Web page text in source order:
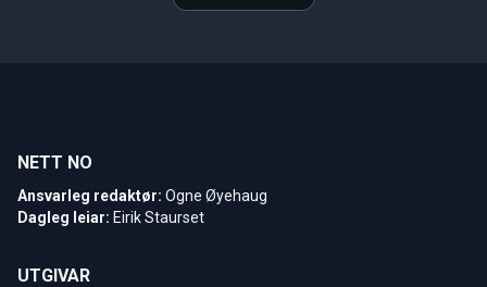
NETT NO
Ansvarleg redaktør: Ogne Øyehaug
Dagleg leiar: Eirik Staurset
UTGIVAR